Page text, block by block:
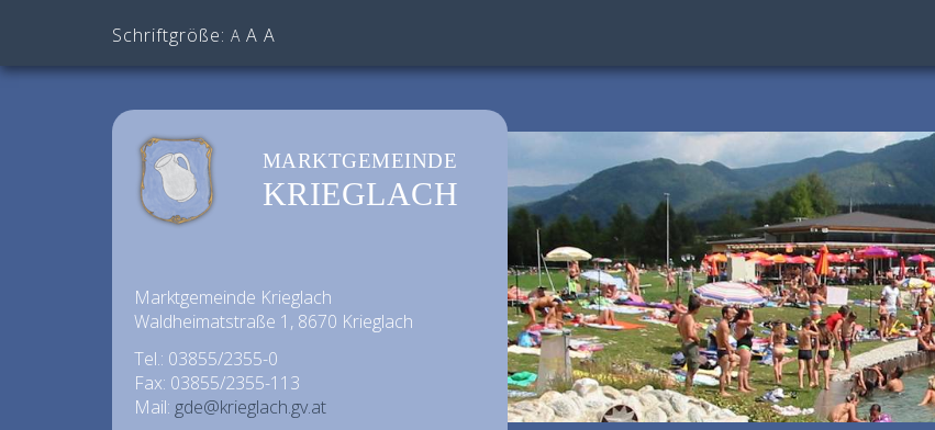
Schriftgröße: A A A
MARKTGEMEINDE
KRIEGLACH
Marktgemeinde Krieglach
Waldheimatstraße 1, 8670 Krieglach
Tel.: 03855/2355-0
Fax: 03855/2355-113
Mail: gde@krieglach.gv.at